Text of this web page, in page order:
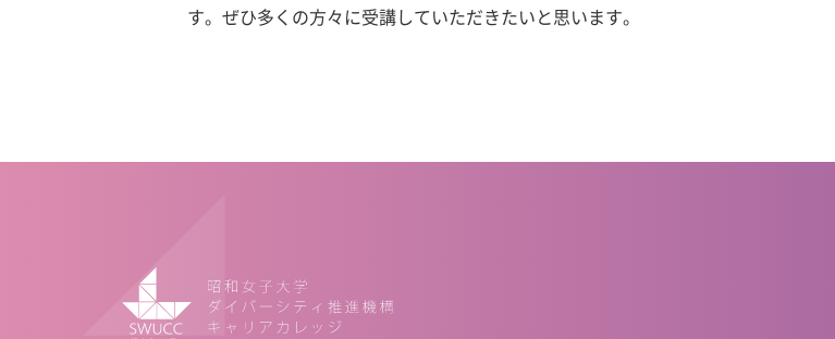
す。ぜひ多くの方々に受講していただきたいと思います。